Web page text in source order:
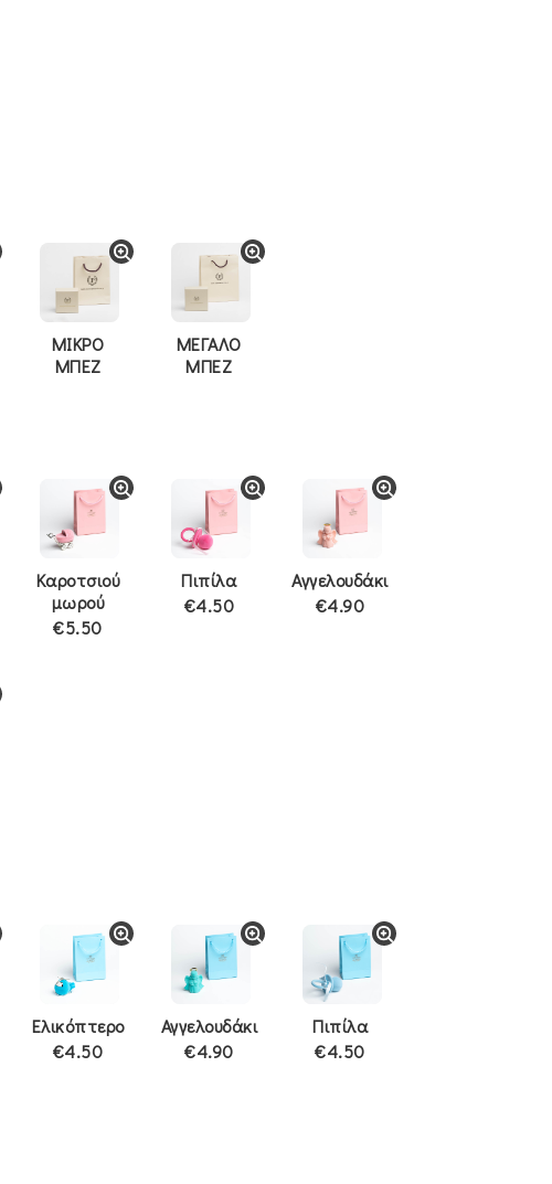
ΜΙΚΡΟ
ΜΠΕΖ
ΜΕΓΑΛΟ
ΜΠΕΖ
Καροτσιού
μωρού
€5.50
Πιπίλα
€4.50
Αγγελουδάκι
€4.90
Ελικόπτερο
€4.50
Αγγελουδάκι
€4.90
Πιπίλα
€4.50